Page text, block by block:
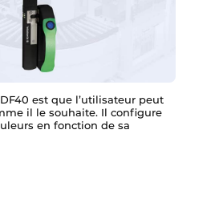
est que l’utilisateur peut
il le souhaite. Il configure
en fonction de sa